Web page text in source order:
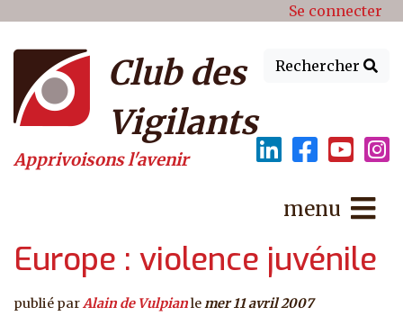
Menu du compte de Se connecter
Rechercher
Club des
Vigilants
Apprivoisons l'avenir
menu
Europe : violence juvénile
publié parAlain de Vulpianlemer 11 avril 2007